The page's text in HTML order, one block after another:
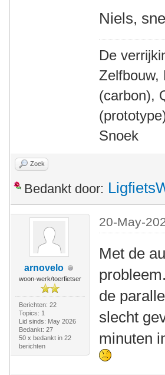
Niels,
De
Zelfbouw,
(carbon),
Snoek
Zoek
Bedankt door:
arnovelo
woon-werk/toerfietser
Berichten: 22
Topics: 1
Lid sinds: May 2026
Bedankt: 27
50 x bedankt in 22
berichten
20-May-
Met de
de
slecht
minuten